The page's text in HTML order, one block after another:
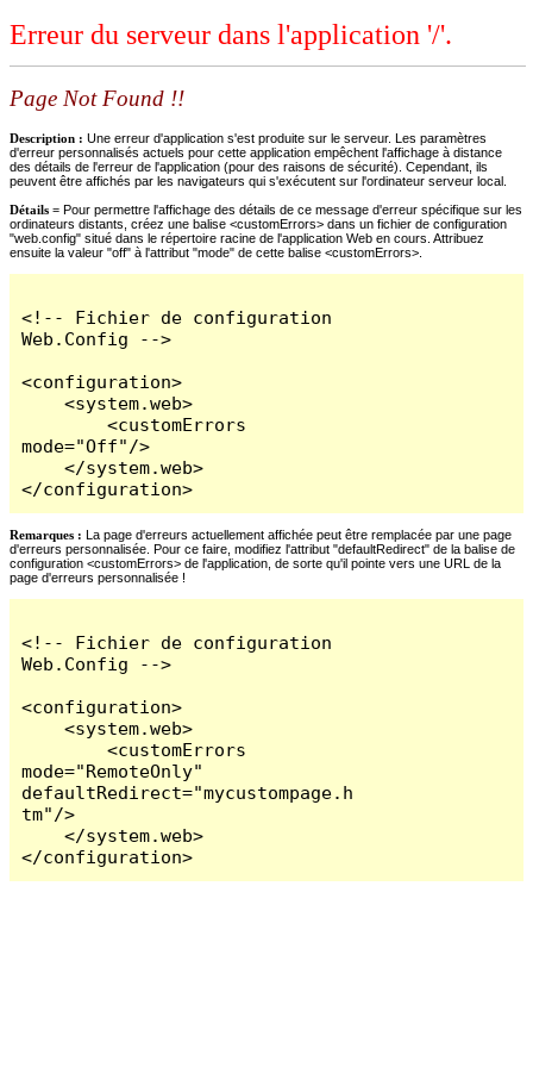
Erreur du serveur dans l'application '/'.
Page Not Found !!
Description : Une erreur d'application s'est produite sur le serveur. Les paramètres
d'erreur personnalisés actuels pour cette application empêchent l'affichage à distance
des détails de l'erreur de l'application (pour des raisons de sécurité). Cependant, ils
peuvent être affichés par les navigateurs qui s'exécutent sur l'ordinateur serveur local.
Détails = Pour permettre l'affichage des détails de ce message d'erreur spécifique sur les
ordinateurs distants, créez une balise <customErrors> dans un fichier de configuration
"web.config" situé dans le répertoire racine de l'application Web en cours. Attribuez
ensuite la valeur "off" à l'attribut "mode" de cette balise <customErrors>.
<!-- Fichier de configuration
Web.Config -->
<configuration>
    <system.web>
        <customErrors
mode="Off"/>
    </system.web>
</configuration>
Remarques : La page d'erreurs actuellement affichée peut être remplacée par une page
d'erreurs personnalisée. Pour ce faire, modifiez l'attribut "defaultRedirect" de la balise de
configuration <customErrors> de l'application, de sorte qu'il pointe vers une URL de la
page d'erreurs personnalisée !
<!-- Fichier de configuration
Web.Config -->
<configuration>
    <system.web>
        <customErrors
mode="RemoteOnly"
defaultRedirect="mycustompage.h
tm"/>
    </system.web>
</configuration>